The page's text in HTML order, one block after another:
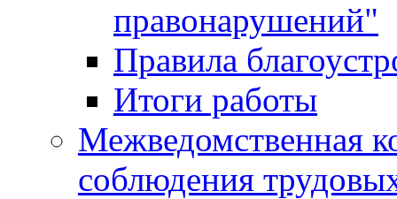
правонарушений"
Правила
Итоги работы
Межведомственная
соблюдения